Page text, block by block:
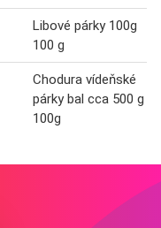
Libové párky 100g
100 g
Chodura vídeňské
párky bal cca 500 g
100g